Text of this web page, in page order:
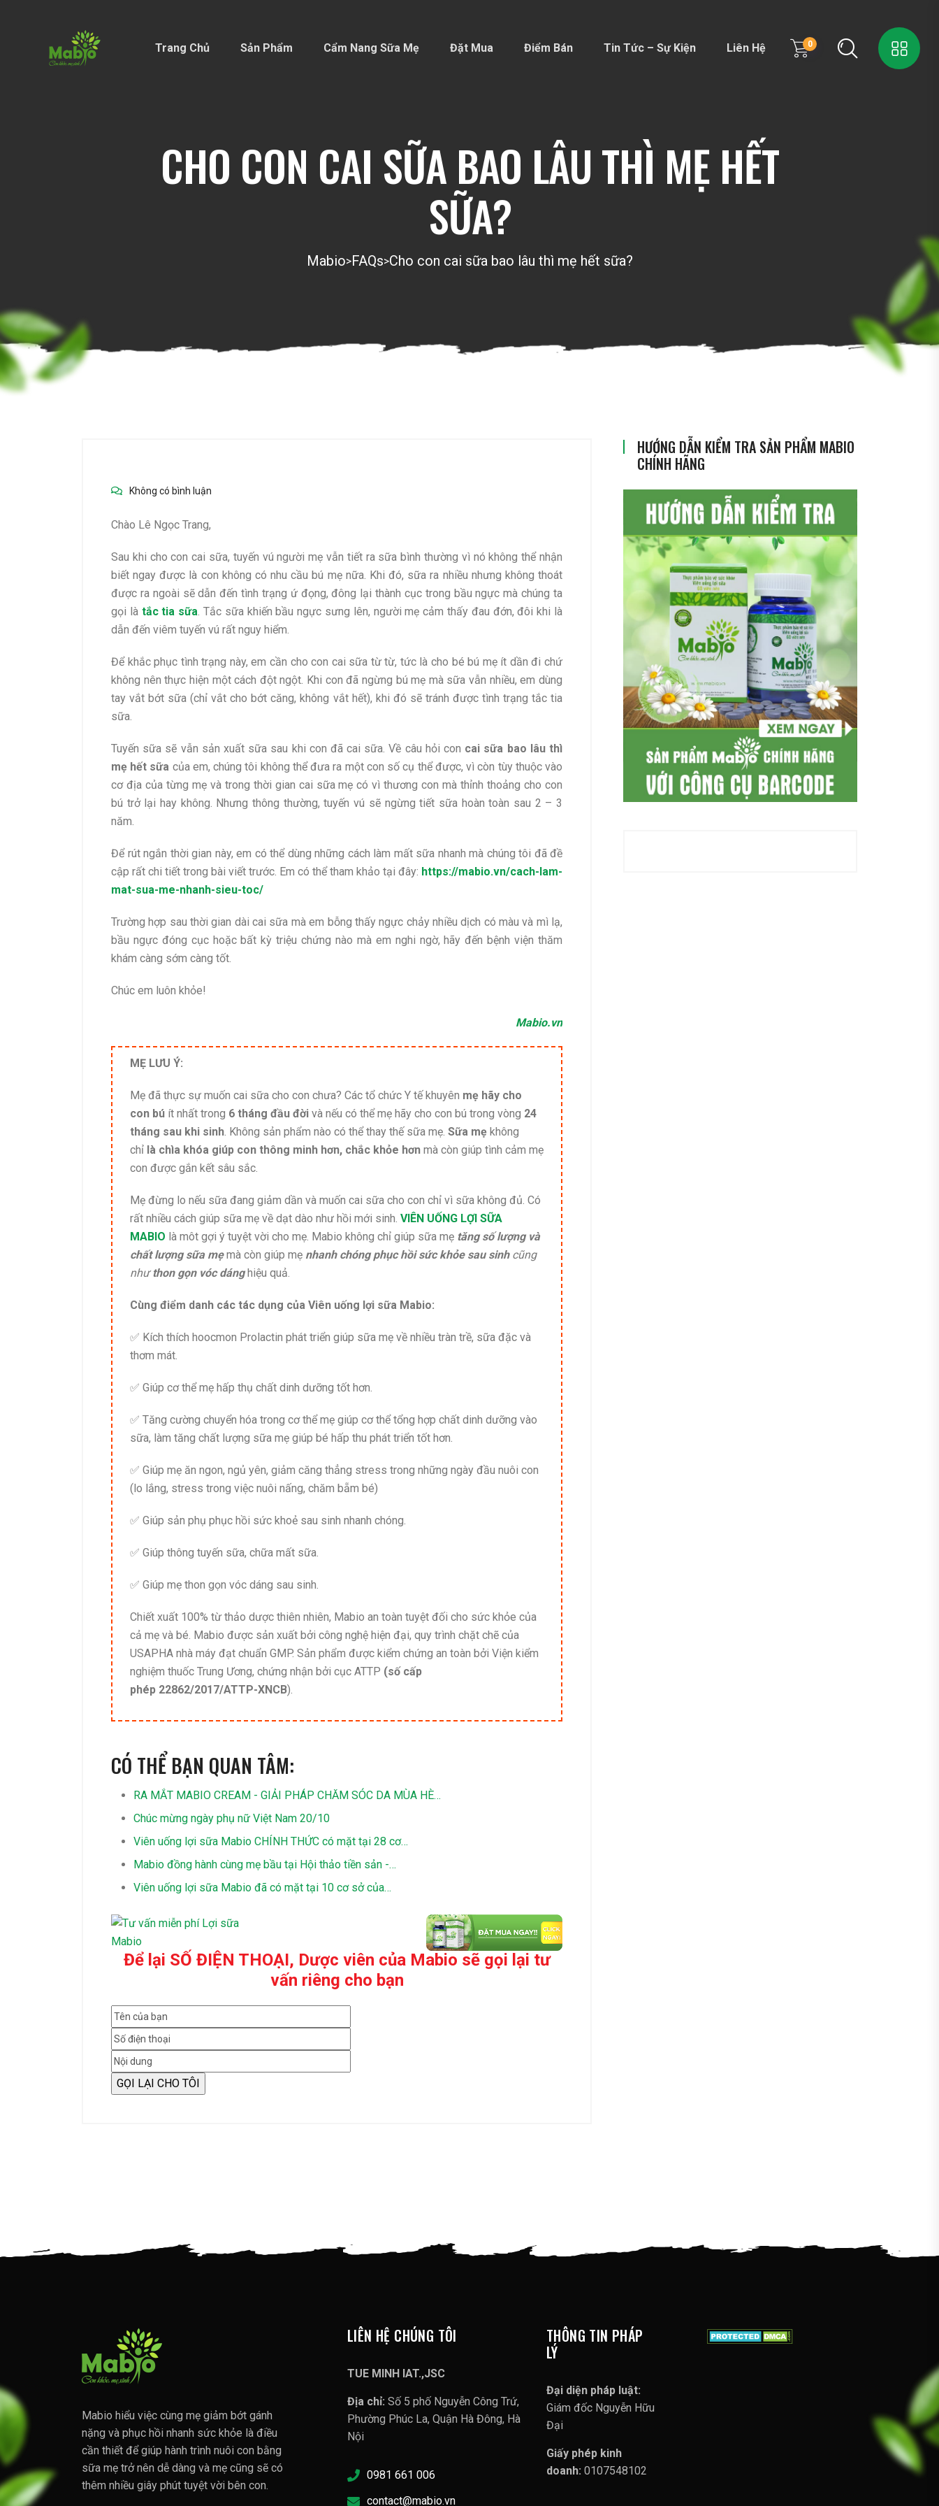
Trang Chủ Sản Phẩm Cẩm Nang Sữa Mẹ Đặt Mua Điểm Bán Tin Tức – Sự Kiện Liên Hệ 0
CHO CON CAI SỮA BAO LÂU THÌ MẸ HẾT
SỮA?
Mabio>FAQs>Cho con cai sữa bao lâu thì mẹ hết sữa?
Không có bình luận
Chào Lê Ngọc Trang,
Sau khi cho con cai sữa, tuyến vú người mẹ vẫn tiết ra sữa bình thường vì nó không thể nhận
biết ngay được là con không có nhu cầu bú mẹ nữa. Khi đó, sữa ra nhiều nhưng không thoát
được ra ngoài sẽ dẫn đến tình trạng ứ đọng, đông lại thành cục trong bầu ngực mà chúng ta
gọi là tắc tia sữa. Tắc sữa khiến bầu ngực sưng lên, người mẹ cảm thấy đau đớn, đôi khi là
dẫn đến viêm tuyến vú rất nguy hiểm.
Để khắc phục tình trạng này, em cần cho con cai sữa từ từ, tức là cho bé bú mẹ ít dần đi chứ
không nên thực hiện một cách đột ngột. Khi con đã ngừng bú mẹ mà sữa vẫn nhiều, em dùng
tay vắt bớt sữa (chỉ vắt cho bớt căng, không vắt hết), khi đó sẽ tránh được tình trạng tắc tia
sữa.
Tuyến sữa sẽ vẫn sản xuất sữa sau khi con đã cai sữa. Về câu hỏi con cai sữa bao lâu thì
mẹ hết sữa của em, chúng tôi không thể đưa ra một con số cụ thể được, vì còn tùy thuộc vào
cơ địa của từng mẹ và trong thời gian cai sữa mẹ có vì thương con mà thỉnh thoảng cho con
bú trở lại hay không. Nhưng thông thường, tuyến vú sẽ ngừng tiết sữa hoàn toàn sau 2 – 3
năm.
Để rút ngắn thời gian này, em có thể dùng những cách làm mất sữa nhanh mà chúng tôi đã đề
cập rất chi tiết trong bài viết trước. Em có thể tham khảo tại đây: https://mabio.vn/cach-lam-
mat-sua-me-nhanh-sieu-toc/
Trường hợp sau thời gian dài cai sữa mà em bỗng thấy ngực chảy nhiều dịch có màu và mì lạ,
bầu ngực đóng cục hoặc bất kỳ triệu chứng nào mà em nghi ngờ, hãy đến bệnh viện thăm
khám càng sớm càng tốt.
Chúc em luôn khỏe!
Mabio.vn
MẸ LƯU Ý:
Mẹ đã thực sự muốn cai sữa cho con chưa? Các tổ chức Y tế khuyên mẹ hãy cho
con bú ít nhất trong 6 tháng đầu đời và nếu có thể mẹ hãy cho con bú trong vòng 24
tháng sau khi sinh. Không sản phẩm nào có thể thay thế sữa mẹ. Sữa mẹ không
chỉ là chìa khóa giúp con thông minh hơn, chắc khỏe hơn mà còn giúp tình cảm mẹ
con được gắn kết sâu sắc.
Mẹ đừng lo nếu sữa đang giảm dần và muốn cai sữa cho con chỉ vì sữa không đủ. Có
rất nhiều cách giúp sữa mẹ về dạt dào như hồi mới sinh. VIÊN UỐNG LỢI SỮA
MABIO là môt gợi ý tuyệt vời cho mẹ. Mabio không chỉ giúp sữa mẹ tăng số lượng và
chất lượng sữa mẹmà còn giúp mẹ nhanh chóng phục hồi sức khỏe sau sinh cũng
nhưthon gọn vóc dáng hiệu quả.
Cùng điểm danh các tác dụng của Viên uống lợi sữa Mabio:
✅ Kích thích hoocmon Prolactin phát triển giúp sữa mẹ về nhiều tràn trề, sữa đặc và
thơm mát.
✅ Giúp cơ thể mẹ hấp thụ chất dinh dưỡng tốt hơn.
✅ Tăng cường chuyển hóa trong cơ thể mẹ giúp cơ thể tổng hợp chất dinh dưỡng vào
sữa, làm tăng chất lượng sữa mẹ giúp bé hấp thu phát triển tốt hơn.
✅ Giúp mẹ ăn ngon, ngủ yên, giảm căng thẳng stress trong những ngày đầu nuôi con
(lo lắng, stress trong việc nuôi nấng, chăm bẵm bé)
✅ Giúp sản phụ phục hồi sức khoẻ sau sinh nhanh chóng.
✅ Giúp thông tuyến sữa, chữa mất sữa.
✅ Giúp mẹ thon gọn vóc dáng sau sinh.
Chiết xuất 100% từ thảo dược thiên nhiên, Mabio an toàn tuyệt đối cho sức khỏe của
cả mẹ và bé. Mabio được sản xuất bởi công nghệ hiện đại, quy trình chặt chẽ của
USAPHA nhà máy đạt chuẩn GMP. Sản phẩm được kiểm chứng an toàn bởi Viện kiểm
nghiệm thuốc Trung Ương, chứng nhận bởi cục ATTP (số cấp
phép 22862/2017/ATTP-XNCB).
CÓ THỂ BẠN QUAN TÂM:
RA MẮT MABIO CREAM - GIẢI PHÁP CHĂM SÓC DA MÙA HÈ…
Chúc mừng ngày phụ nữ Việt Nam 20/10
Viên uống lợi sữa Mabio CHÍNH THỨC có mặt tại 28 cơ…
Mabio đồng hành cùng mẹ bầu tại Hội thảo tiền sản -…
Viên uống lợi sữa Mabio đã có mặt tại 10 cơ sở của…
Để lại SỐ ĐIỆN THOẠI, Dược viên của Mabio sẽ gọi lại tư
vấn riêng cho bạn
HƯỚNG DẪN KIỂM TRA SẢN PHẨM MABIO
CHÍNH HÃNG
Mabio hiểu việc cùng mẹ giảm bớt gánh
nặng và phục hồi nhanh sức khỏe là điều
cần thiết để giúp hành trình nuôi con bằng
sữa mẹ trở nên dễ dàng và mẹ cũng sẽ có
thêm nhiều giây phút tuyệt vời bên con.
LIÊN HỆ CHÚNG TÔI
TUE MINH IAT.,JSC
Địa chỉ: Số 5 phố Nguyễn Công Trứ,
Phường Phúc La, Quận Hà Đông, Hà
Nội
0981 661 006
contact@mabio.vn
THÔNG TIN PHÁP
LÝ
Đại diện pháp luật:
Giám đốc Nguyễn Hữu
Đại
Giấy phép kinh
doanh: 0107548102